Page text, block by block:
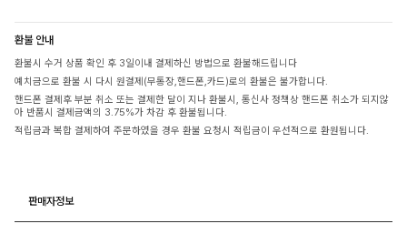
환불 안내
환불시 수거 상품 확인 후 3일이내 결제하신 방법으로 환불해드립니다
예치금으로 환불 시 다시 원결제(무통장,핸드폰,카드)로의 환불은 불가합니다.
핸드폰 결제후 부분 취소 또는 결제한 달이 지나 환불시, 통신사 정책상 핸드폰 취소가 되지않
아 반품시 결제금액의 3.75%가 차감 후 환불됩니다.
적립금과 복합 결제하여 주문하였을 경우 환불 요청시 적립금이 우선적으로 환원됩니다.
판매자정보